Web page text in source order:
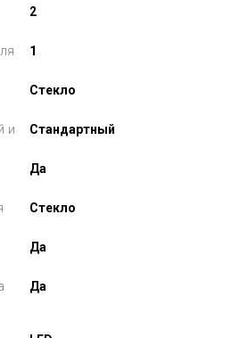
2
1
Стекло
и
Стандартный
Да
Стекло
Да
Да